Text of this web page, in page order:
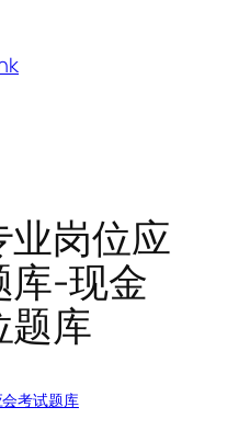
岗位应
库-现金
题库
考试题库